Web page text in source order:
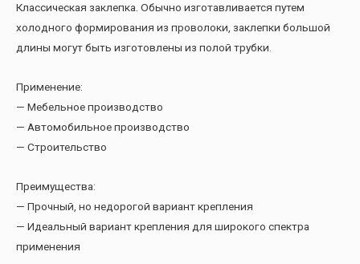
Классическая заклепка. Обычно изготавливается путем
холодного формирования из проволоки, заклепки большой
длины могут быть изготовлены из полой трубки.
Применение:
— Мебельное производство
— Автомобильное производство
— Строительство
Преимущества:
— Прочный, но недорогой вариант крепления
— Идеальный вариант крепления для широкого спектра
применения